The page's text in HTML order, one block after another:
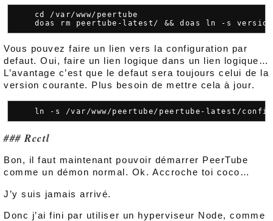
    cd /var/www/peertube
Vous pouvez faire un lien vers la configuration par
defaut. Oui, faire un lien logique dans un lien logique…
L’avantage c’est que le defaut sera toujours celui de la
version courante. Plus besoin de mettre cela à jour.
Rcctl
Bon, il faut maintenant pouvoir démarrer PeerTube
comme un démon normal. Ok. Accroche toi coco…
J’y suis jamais arrivé.
Donc j’ai fini par utiliser un hyperviseur Node, comme